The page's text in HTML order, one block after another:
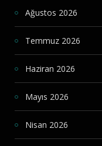
Ağustos 2026
Temmuz 2026
Haziran 2026
Mayıs 2026
Nisan 2026